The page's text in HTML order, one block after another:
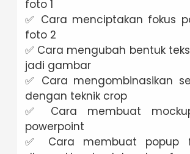
foto 1
✅ Cara menciptakan fokus
foto 2
✅ Cara mengubah bentuk
jadi gambar
✅ Cara mengombinasikan
dengan teknik crop
✅ Cara membuat
powerpoint
✅ Cara membuat popup